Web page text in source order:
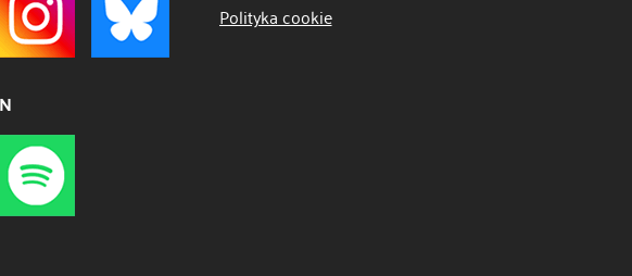
Polityka cookie